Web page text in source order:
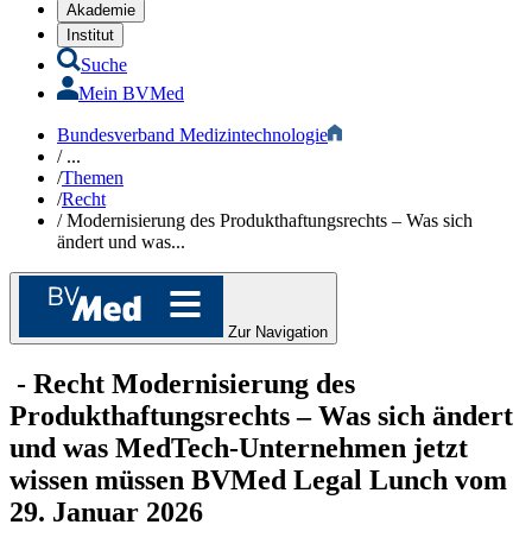
Akademie
Institut
Suche
Mein BVMed
Bundesverband Medizintechnologie
/...
/Themen
/Recht​​
/Modernisierung des Produkthaftungsrechts – Was sich
ändert und was...
Zur Navigation
- Recht Modernisierung des
Produkthaftungsrechts – Was sich ändert
und was MedTech-Unternehmen jetzt
wissen müssen BVMed Legal Lunch vom
29. Januar 2026